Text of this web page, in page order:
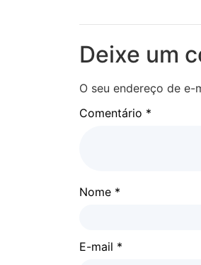
Deixe um
O seu endereço de e-
Comentário *
Nome *
E-mail *